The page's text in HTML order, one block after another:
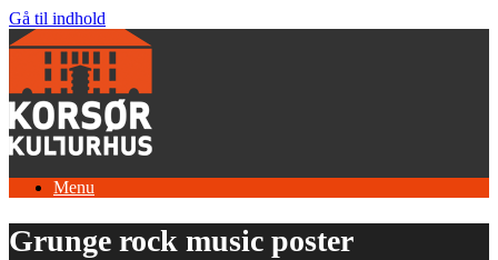
Gå til indhold
Menu
Grunge rock music poster